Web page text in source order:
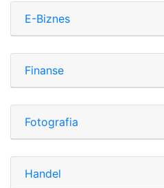
E-Biznes
Finanse
Fotografia
Handel